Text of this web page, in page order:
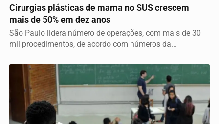
Cirurgias plásticas de mama no SUS crescem
mais de 50% em dez anos
São Paulo lidera número de operações, com mais de 30
mil procedimentos, de acordo com números da...